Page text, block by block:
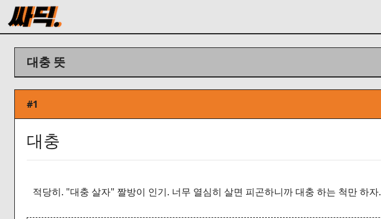
대충 뜻
#1
대충
적당히. "대충 살자" 짤방이 인기. 너무 열심히 살면 피곤하니까 대충 하는 척만 하자.